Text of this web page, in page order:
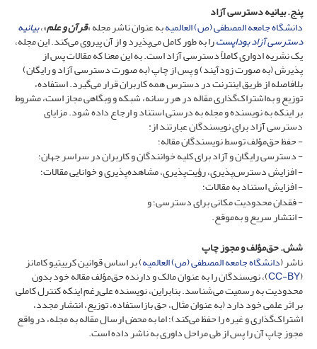
پنج. بیانیه دسترسی آزاد
دانشگاه جامعه المصطفی (ص) العالمیهبه عنوان ناشر مجله «قرآن و علم»،بیانیه
دسترسی آزاد بوداپسترا به طور کامل می‌پذیرد و از آن پیروی می‌کند. این مجله،
یک نشریه ادواری کاملاً دسترسی آزاد است. به این معنا که مقالات پس از
پذیرش (به صورت زودآیند) و پس از چاپ (به صورت دسترسی آزاد و رایگان)
بلافاصله از طریق اینترنت در دسترس همه کاربران قرار می‌گیرد. استفاده،
توزیع و به‌اشتراک‌گذاری مقاله در هر رسانه، شبکه و وبگاهی مجاز است، مشروط
بر اینکه به نویسنده و مجله به درستی استناد و ارجاع داده شود. مزایای
دسترسی آزاد برای نویسندگان عبارتند از:
- حفظ حق‌مؤلف توسط نویسندگان مقاله؛
- دسترسی رایگان و آزاد برای کلیه خوانندگان و کاربران در سراسر جهان؛
- افزایش دسترس‌پذیری، رؤیت‌پذیری، مشاهده‌پذیری و خوانایی مقالات؛
- افزایش استناد به مقالات؛
- فقدان محدودیت مکانی برای دسترسی؛ و
- انتشار سریع و به‌موقع.
شش. حق‌مؤلف و مجوز چاپ
ناشر (دانشگاه جامعه المصطفی (ص) العالمیه) بر اساس قوانین کرییتیو کامانز
(
CC-BY)، نویسندگان را به عنوان مالک و دارنده حق‌مؤلف مقاله خود بدون
محدودیت به رسمیت می‌شناسد. بنابراین، نویسنده علی‌رغم اینکه کنترل کاملی
بر اثر علمی خود دارد (به عنوان مثال، حق بازاستفاده، توزیع، انتشار مجدد،
اشتراک‌گذاری و غیره را حفظ می‌کند)؛ اما به محض ارسال مقاله به مجله، در واقع
مجوز چاپ آن را پس از طی مراحل داوری به ناشر داده است.